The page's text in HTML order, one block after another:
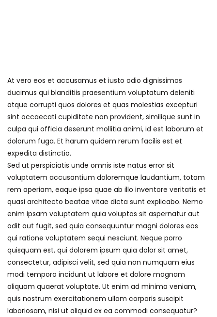
At vero eos et accusamus et iusto odio dignissimos
ducimus qui blanditiis praesentium voluptatum deleniti
atque corrupti quos dolores et quas molestias excepturi
sint occaecati cupiditate non provident, similique sunt in
culpa qui officia deserunt mollitia animi, id est laborum et
dolorum fuga. Et harum quidem rerum facilis est et
expedita distinctio.
Sed ut perspiciatis unde omnis iste natus error sit
voluptatem accusantium doloremque laudantium, totam
rem aperiam, eaque ipsa quae ab illo inventore veritatis et
quasi architecto beatae vitae dicta sunt explicabo. Nemo
enim ipsam voluptatem quia voluptas sit aspernatur aut
odit aut fugit, sed quia consequuntur magni dolores eos
qui ratione voluptatem sequi nesciunt. Neque porro
quisquam est, qui dolorem ipsum quia dolor sit amet,
consectetur, adipisci velit, sed quia non numquam eius
modi tempora incidunt ut labore et dolore magnam
aliquam quaerat voluptate. Ut enim ad minima veniam,
quis nostrum exercitationem ullam corporis suscipit
laboriosam, nisi ut aliquid ex ea commodi consequatur?